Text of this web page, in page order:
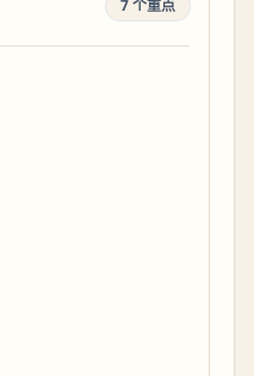
7 个重点